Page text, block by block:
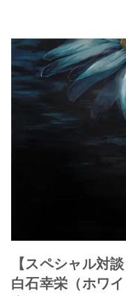
【スペシャル対
白石幸栄（ホワ